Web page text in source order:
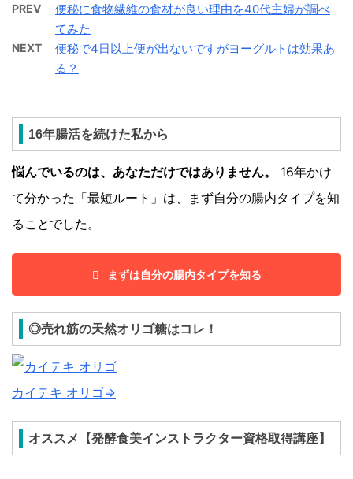
PREV
便秘に食物繊維の食材が良い理由を40代主婦が調べ
てみた
NEXT
便秘で4日以上便が出ないですがヨーグルトは効果あ
る？
16年腸活を続けた私から
悩んでいるのは、あなただけではありません。
16年かけ
て分かった「最短ルート」は、まず自分の腸内タイプを知
ることでした。
まずは自分の腸内タイプを知る
◎売れ筋の天然オリゴ糖はコレ！
カイテキ オリゴ⇒
オススメ【発酵食美インストラクター資格取得講座】